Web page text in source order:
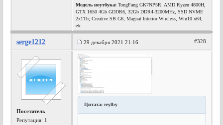
Модель ноутбука: TongFang GK7NP5R: AMD Ryzen 4800H,
GTX 1650 4Gb GDDR6, 32Gb DDR4-3200MHz, SSD NVME
2x1Tb; Creative SB G6, Magnat Interior Wireless, Win10 x64,
etc.
serge1212 29 декабря 2021 21:16 #328
Посетитель
Репутация: 1
Цитата: reylby